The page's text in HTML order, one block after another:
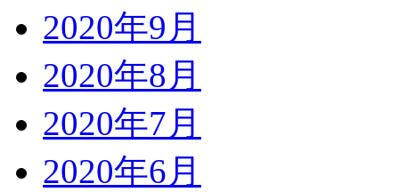
2020年9月
2020年8月
2020年7月
2020年6月